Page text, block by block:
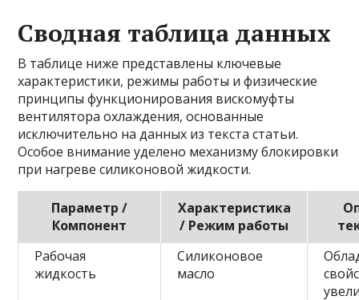
Сводная таблица данных
В таблице ниже представлены ключевые
характеристики, режимы работы и физические
принципы функционирования вискомуфты
вентилятора охлаждения, основанные
исключительно на данных из текста статьи.
Особое внимание уделено механизму блокировки
при нагреве силиконовой жидкости.
Параметр /
Компонент
Характеристика
/ Режим работы
Рабочая
жидкость
Силиконовое
масло